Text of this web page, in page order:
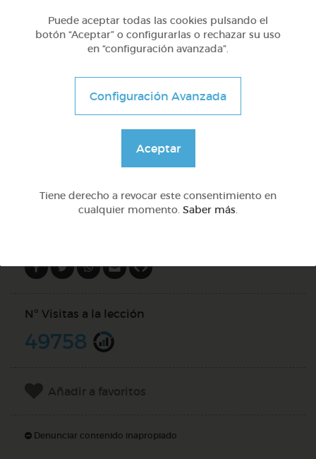
1º Primaria (6-7 años)
Juegos de expresión corporal
DOCS (2)
Nº Visitas a la lección
49758
Añadir a favoritos
Denunciar contenido inapropiado
Puede aceptar todas las cookies pulsando el
botón “Aceptar” o configurarlas o rechazar su uso
en “configuración avanzada”.
Configuración Avanzada
Aceptar
Tiene derecho a revocar este consentimiento en
cualquier momento. Saber más.